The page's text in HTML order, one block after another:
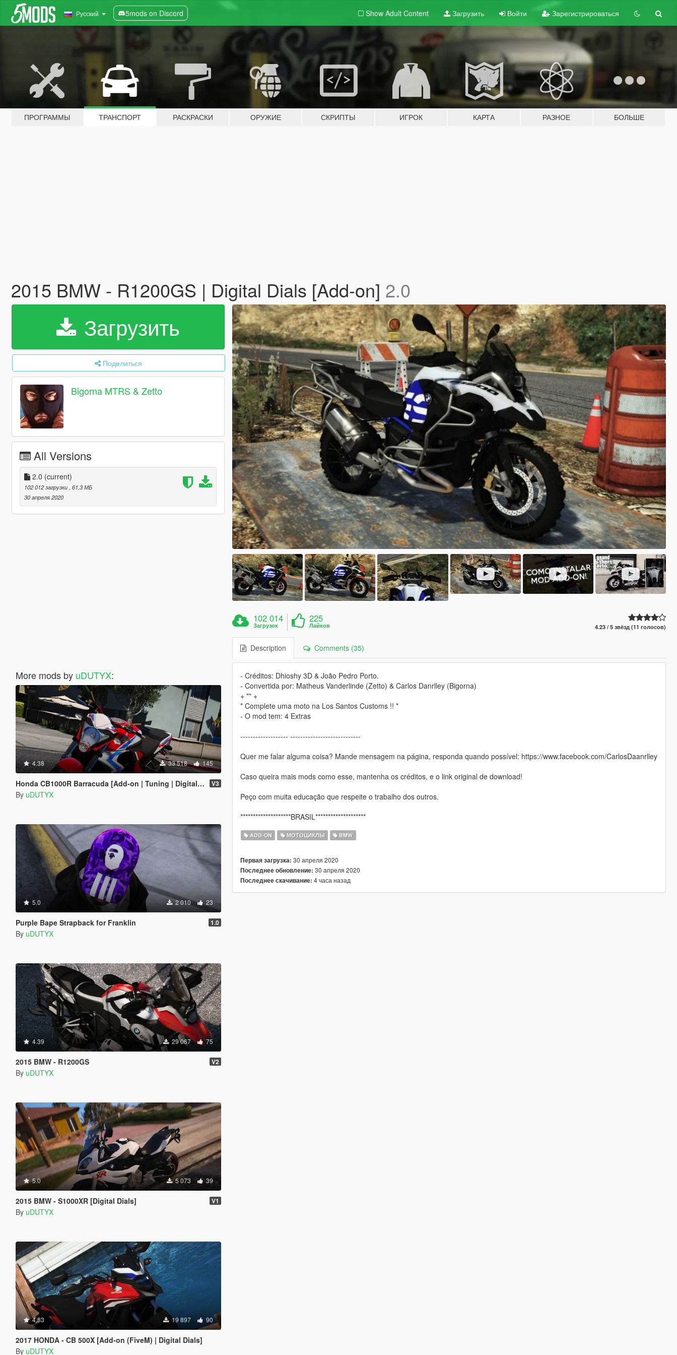
Русский 5mods on Discord Show Adult Content Загрузить Войти Зарегистрироваться
ПРОГРАММЫ ТРАНСПОРТ РАСКРАСКИ ОРУЖИЕ СКРИПТЫ ИГРОК КАРТА РАЗНОЕ БОЛЬШЕ
2015 BMW - R1200GS | Digital Dials [Add-on] 2.0
Загрузить
Поделиться
Bigorna MTRS & Zetto
All Versions
2.0 (current)
102 012 загрузки , 61,3 МБ
30 апреля 2020
More mods by uDUTYX:
4.38 33 518 145
Honda CB1000R Barracuda [Add-on | Tuning | Digital Dials]. V3
By uDUTYX
5.0 2 010 23
Purple Bape Strapback for Franklin 1.0
By uDUTYX
4.39 29 067 75
2015 BMW - R1200GS V2
By uDUTYX
5.0 5 073 39
2015 BMW - S1000XR [Digital Dials] V1
By uDUTYX
4.83 19 897 90
2017 HONDA - CB 500X [Add-on (FiveM) | Digital Dials]
By uDUTYX
102 014
Загрузок
225
Лайков 4.23 / 5 звёзд (11 голосов)
Description Comments (35)
- Créditos: Dhioshy 3D & João Pedro Porto.
- Convertida por: Matheus Vanderlinde (Zetto) & Carlos Danrlley (Bigorna)
+ "" +
* Complete uma moto na Los Santos Customs !! *
- O mod tem: 4 Extras
------------------- ----------------------------
Quer me falar alguma coisa? Mande mensagem na página, responda quando possível: https://www.facebook.com/CarlosDaanrlley
Caso queira mais mods como esse, mantenha os créditos, e o link original de download!
Peço com muita educação que respeite o trabalho dos outros.
********************BRASIL********************
ADD-ON МОТОЦИКЛЫ BMW
Первая загрузка: 30 апреля 2020
Последнее обновление: 30 апреля 2020
Последнее скачивание: 4 часа назад